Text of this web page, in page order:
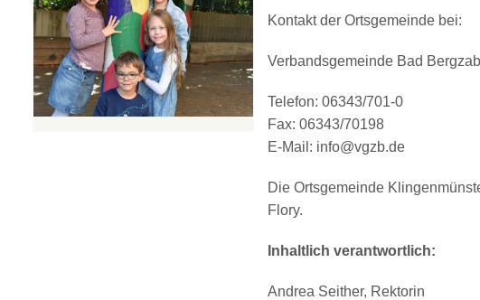
Kontakt der Ortsgemeinde bei:
Verbandsgemeinde Bad
Telefon: 06343/701-0
Fax: 06343/70198
E-Mail: info@vgzb.de
Die Ortsgemeinde
Flory.
Inhaltlich verantwortlich:
Andrea Seither, Rektorin